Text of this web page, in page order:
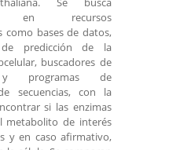
en recursos
como bases de datos,
de predicción de la
buscadores de
y programas de
secuencias, con la
si las enzimas
metabolito de interés
y en caso afirmativo,